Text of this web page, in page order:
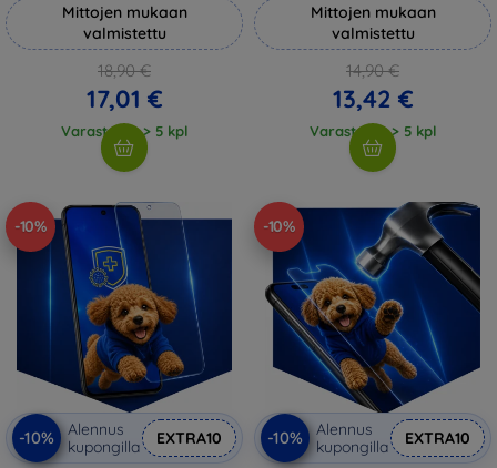
Mittojen mukaan
valmistettu
18,90 €
17,01 €
Varastossa > 5 kpl
Mittojen mukaan
valmistettu
14,90 €
13,42 €
Varastossa > 5 kpl
-10%
-10%
Alennus
kupongilla
EXTRA10
-10%
-10%
Alennus
kupongilla
EXTRA10